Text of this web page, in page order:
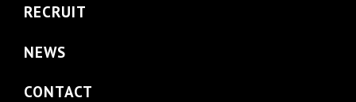
RECRUIT
NEWS
CONTACT